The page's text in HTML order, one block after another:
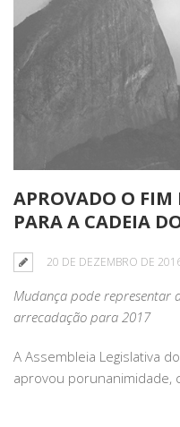
APROVADO O FIM
PARA A CADEIA
20 DE DEZEMBRO DE
Mudança pode representar
arrecadação para 2017
A Assembleia Legislativa
aprovou porunanimidade,